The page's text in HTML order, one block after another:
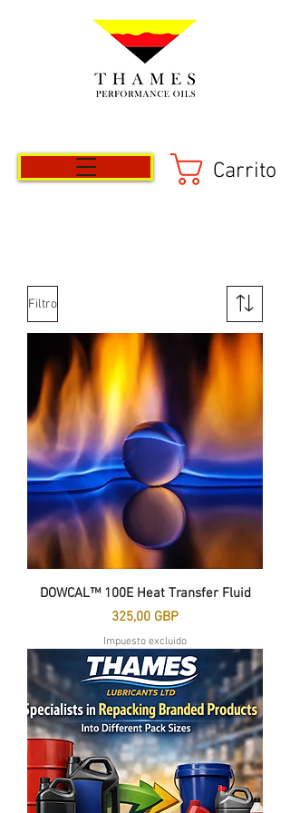
Carrito
Filtro
DOWCAL™ 100E Heat Transfer Fluid
Precio
325,00 GBP
Impuesto excluido